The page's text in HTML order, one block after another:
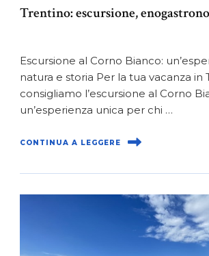
Trentino: escursione,
Escursione al Corno Bianco:
natura e storia Per la tua vacanza in
consigliamo l’escursione al Corno
un’esperienza unica per chi …
CONTINUA A LEGGERE